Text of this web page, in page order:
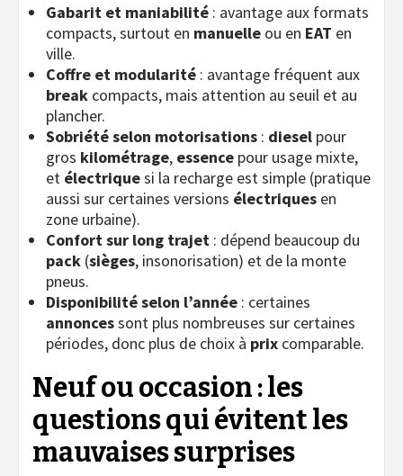
Gabarit et maniabilité : avantage aux formats
compacts, surtout en manuelle ou en EAT en
ville.
Coffre et modularité : avantage fréquent aux
break compacts, mais attention au seuil et au
plancher.
Sobriété selon motorisations : diesel pour
gros kilométrage, essence pour usage mixte,
et électriquesi la recharge est simple (pratique
aussi sur certaines versions électriques en
zone urbaine).
Confort sur long trajet : dépend beaucoup du
pack (sièges, insonorisation) et de la monte
pneus.
Disponibilité selon l’année : certaines
annoncessont plus nombreuses sur certaines
périodes, donc plus de choix à prix comparable.
Neuf ou occasion : les
questions qui évitent les
mauvaises surprises